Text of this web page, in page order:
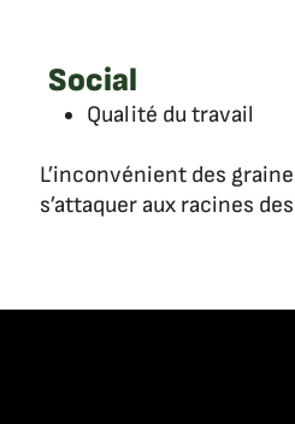
Social
Qualité du travail
L’inconvénient des
s’attaquer aux racines